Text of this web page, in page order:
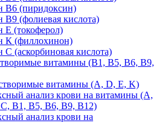
В6 (пиридоксин)
В9 (фолиевая кислота)
Е (токоферол)
К (филлохинон)
С (аскорбиновая кислота)
витамины (B1, B5, B6, В9,
витамины (A, D, E, K)
анализ крови на витамины (A,
B1, B5, B6, В9, B12)
анализ крови на